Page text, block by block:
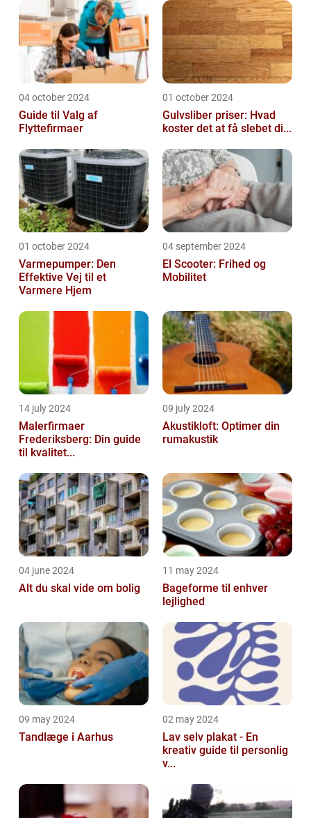
04 october 2024
Guide til Valg af
Flyttefirmaer
01 october 2024
Gulvsliber priser: Hvad
koster det at få slebet di...
01 october 2024
Varmepumper: Den
Effektive Vej til et
Varmere Hjem
04 september 2024
El Scooter: Frihed og
Mobilitet
14 july 2024
Malerfirmaer
Frederiksberg: Din guide
til kvalitet...
09 july 2024
Akustikloft: Optimer din
rumakustik
04 june 2024
Alt du skal vide om bolig
11 may 2024
Bageforme til enhver
lejlighed
09 may 2024
Tandlæge i Aarhus
02 may 2024
Lav selv plakat - En
kreativ guide til personlig
v...